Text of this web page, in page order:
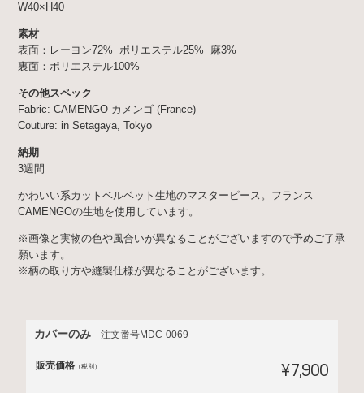
W40×H40
素材
表面：レーヨン72% ポリエステル25% 麻3%
裏面：ポリエステル100%
その他スペック
Fabric: CAMENGO カメンゴ (France)
Couture: in Setagaya, Tokyo
納期
3週間
かわいい系カットベルベット生地のマスターピース。フランス
CAMENGOの生地を使用しています。
※画像と実物の色や風合いが異なることがございますので予めご了承
願います。
※柄の取り方や縫製仕様が異なることがございます。
カバーのみ 注文番号MDC-0069
販売価格 （税別） ¥7,900